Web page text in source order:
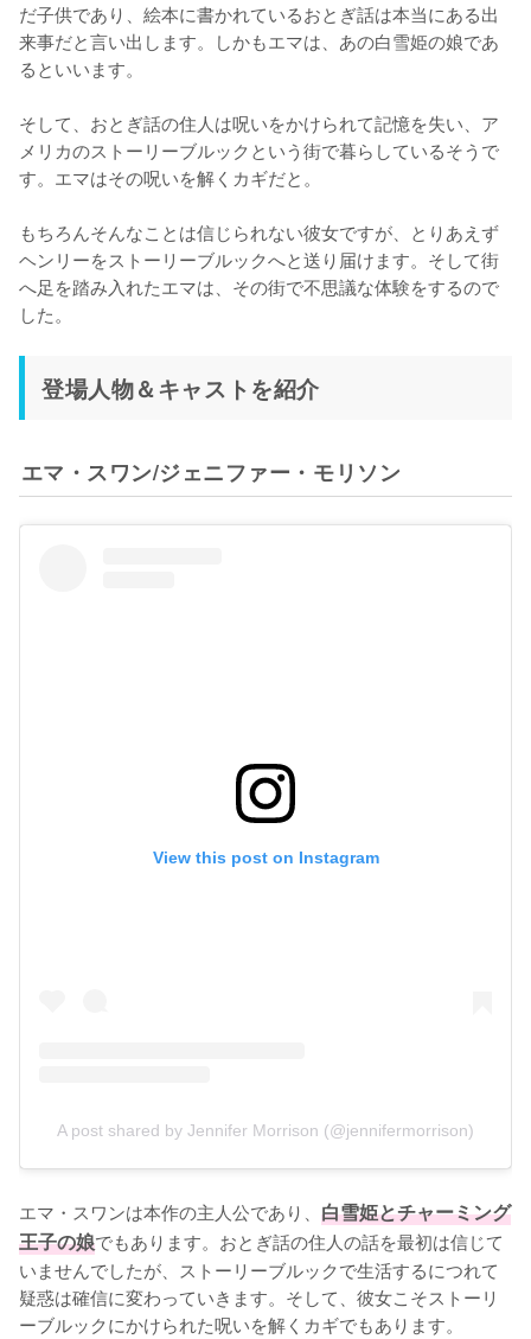
だ子供であり、絵本に書かれているおとぎ話は本当にある出
来事だと言い出します。しかもエマは、あの白雪姫の娘であ
るといいます。
そして、おとぎ話の住人は呪いをかけられて記憶を失い、ア
メリカのストーリーブルックという街で暮らしているそうで
す。エマはその呪いを解くカギだと。
もちろんそんなことは信じられない彼女ですが、とりあえず
ヘンリーをストーリーブルックへと送り届けます。そして街
へ足を踏み入れたエマは、その街で不思議な体験をするので
した。
登場人物＆キャストを紹介
エマ・スワン/ジェニファー・モリソン
View this post on Instagram
A post shared by Jennifer Morrison (@jennifermorrison)
エマ・スワンは本作の主人公であり、 白雪姫とチャーミング
王子の娘でもあります。おとぎ話の住人の話を最初は信じて
いませんでしたが、ストーリーブルックで生活するにつれて
疑惑は確信に変わっていきます。そして、彼女こそストーリ
ーブルックにかけられた呪いを解くカギでもあります。